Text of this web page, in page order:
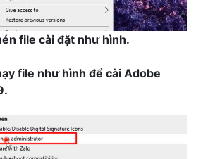
file cài đặt như hình.
file như hình để cài Adobe